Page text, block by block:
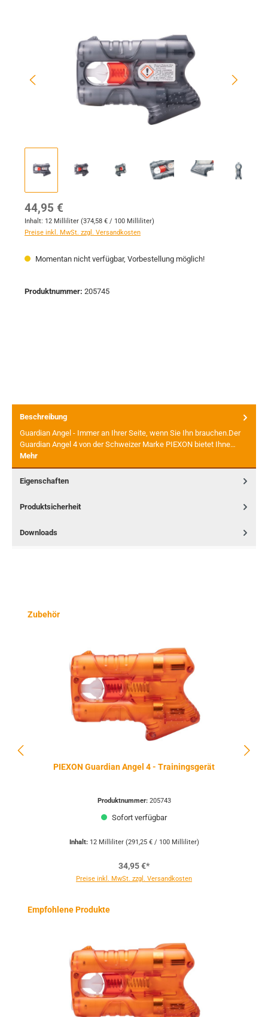
Regulärer Preis:
44,95 €
Inhalt: 12 Milliliter (374,58 € / 100 Milliliter)
Preise inkl. MwSt. zzgl. Versandkosten
Momentan nicht verfügbar, Vorbestellung möglich!
Produktnummer: 205745
Beschreibung
Guardian Angel - Immer an Ihrer Seite, wenn Sie Ihn brauchen.Der
Guardian Angel 4 von der Schweizer Marke PIEXON bietet Ihne…
Mehr
Eigenschaften
Produktsicherheit
Downloads
Produktgalerie überspringen
Zubehör
PIEXON Guardian Angel 4 - Trainingsgerät
Produktnummer: 205743
Sofort verfügbar
Inhalt: 12 Milliliter (291,25 € / 100 Milliliter)
34,95 €*
Preise inkl. MwSt. zzgl. Versandkosten
Produktgalerie überspringen
Empfohlene Produkte